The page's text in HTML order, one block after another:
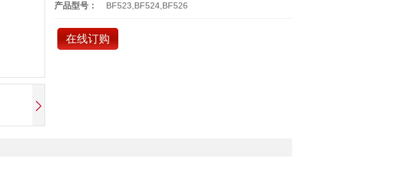
产品型号： BF523,BF524,BF526
在线订购